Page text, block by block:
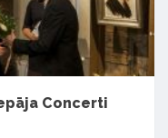
Concerti